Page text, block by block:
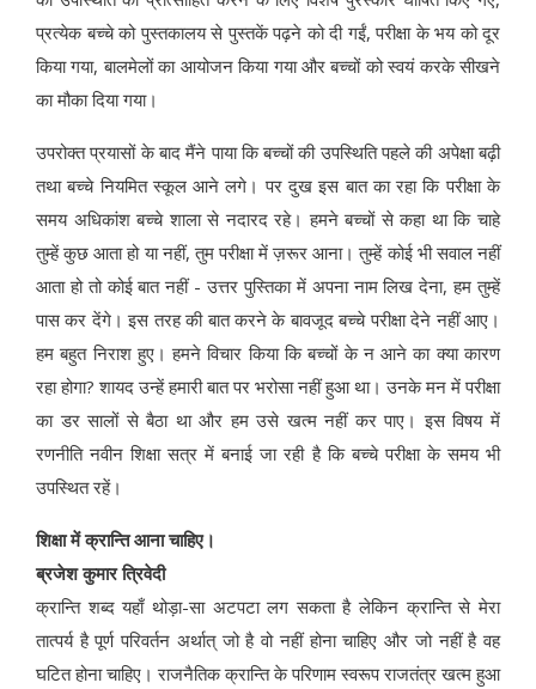
प्रत्येक बच्चे को पुस्तकालय से पुस्तकें पढ़ने को दी गईं, परीक्षा के भय को दूर
किया गया, बालमेलों का आयोजन किया गया और बच्चों को स्वयं करके सीखने
का मौका दिया गया।
उपरोक्त प्रयासों के बाद मैंने पाया कि बच्चों की उपस्थिति पहले की अपेक्षा बढ़ी
तथा बच्चे नियमित स्कूल आने लगे। पर दुख इस बात का रहा कि परीक्षा के
समय अधिकांश बच्चे शाला से नदारद रहे। हमने बच्चों से कहा था कि चाहे
तुम्हें कुछ आता हो या नहीं, तुम परीक्षा में ज़रूर आना। तुम्हें कोई भी सवाल नहीं
आता हो तो कोई बात नहीं - उत्तर पुस्तिका में अपना नाम लिख देना, हम तुम्हें
पास कर देंगे। इस तरह की बात करने के बावजूद बच्चे परीक्षा देने नहीं आए।
हम बहुत निराश हुए। हमने विचार किया कि बच्चों के न आने का क्या कारण
रहा होगा? शायद उन्हें हमारी बात पर भरोसा नहीं हुआ था। उनके मन में परीक्षा
का डर सालों से बैठा था और हम उसे खत्म नहीं कर पाए। इस विषय में
रणनीति नवीन शिक्षा सत्र में बनाई जा रही है कि बच्चे परीक्षा के समय भी
उपस्थित रहें।
शिक्षा में क्रान्ति आना चाहिए।
ब्रजेश कुमार त्रिवेदी
क्रान्ति शब्द यहाँ थोड़ा-सा अटपटा लग सकता है लेकिन क्रान्ति से मेरा
तात्पर्य है पूर्ण परिवर्तन अर्थात् जो है वो नहीं होना चाहिए और जो नहीं है वह
घटित होना चाहिए। राजनैतिक क्रान्ति के परिणाम स्वरूप राजतंत्र खत्म हुआ